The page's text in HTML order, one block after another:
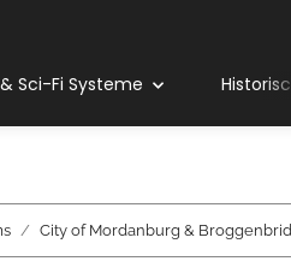
Sci-Fi Systeme
City of Mordanburg &